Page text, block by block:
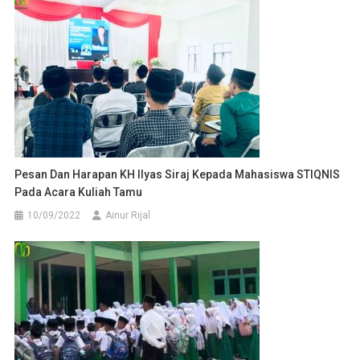
Pesan Dan Harapan KH Ilyas Siraj Kepada Mahasiswa STIQNIS
Pada Acara Kuliah Tamu
10/09/2022 Ainur Rijal